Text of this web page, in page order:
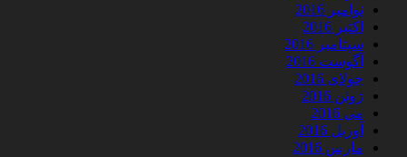
نوامبر 2016
اکتبر 2016
سپتامبر 2016
آگوست 2016
جولای 2016
ژوئن 2016
می 2016
آوریل 2016
مارس 2016